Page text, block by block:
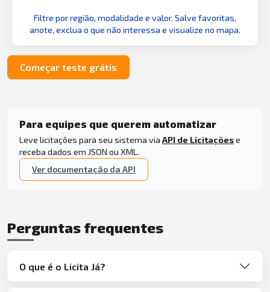
Filtre por região, modalidade e valor. Salve favoritas,
anote, exclua o que não interessa e visualize no mapa.
Começar teste grátis
Para equipes que querem automatizar
Leve licitações para seu sistema via API de Licitaçõese
receba dados em JSON ou XML.
Ver documentação da API
Perguntas frequentes
O que é o Licita Já?